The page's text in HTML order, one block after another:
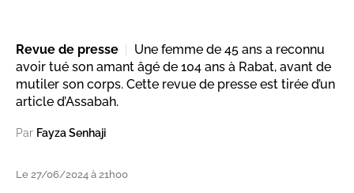
Revue de presse
Une femme de 45 ans a reconnu
avoir tué son amant âgé de 104 ans à Rabat, avant de
mutiler son corps. Cette revue de presse est tirée d’un
article d’Assabah.
Par Fayza Senhaji
Le 27/06/2024 à 21h00